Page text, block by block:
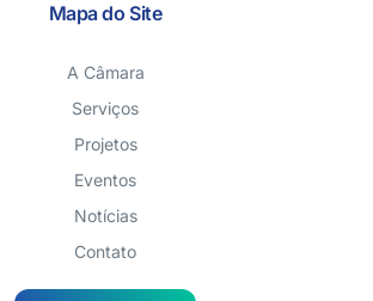
Mapa do Site
A Câmara
Serviços
Projetos
Eventos
Notícias
Contato